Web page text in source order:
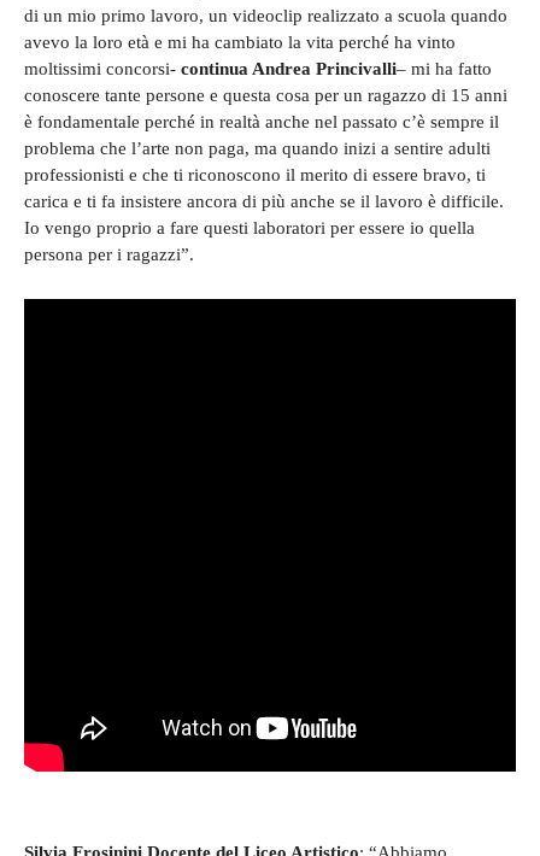
di un mio primo lavoro, un videoclip realizzato a scuola quando
avevo la loro età e mi ha cambiato la vita perché ha vinto
moltissimi concorsi- continua Andrea Princivalli– mi ha fatto
conoscere tante persone e questa cosa per un ragazzo di 15 anni
è fondamentale perché in realtà anche nel passato c’è sempre il
problema che l’arte non paga, ma quando inizi a sentire adulti
professionisti e che ti riconoscono il merito di essere bravo, ti
carica e ti fa insistere ancora di più anche se il lavoro è difficile.
Io vengo proprio a fare questi laboratori per essere io quella
persona per i ragazzi”.